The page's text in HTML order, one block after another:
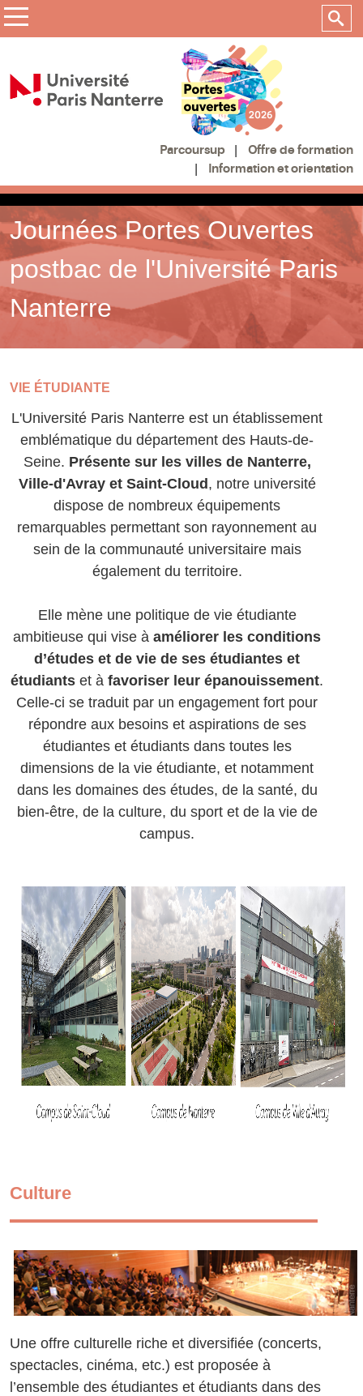
Parcoursup
Offre de formation
Information et orientation
Journées Portes Ouvertes
postbac de l'Université Paris
Nanterre
VIE ÉTUDIANTE
L'Université Paris Nanterre est un établissement
emblématique du département des Hauts-de-
Seine. Présente sur les villes de Nanterre,
Ville-d'Avray et Saint-Cloud , notre université
dispose de nombreux équipements
remarquables permettant son rayonnement au
sein de la communauté universitaire mais
également du territoire.
Elle mène une politique de vie étudiante
ambitieuse qui vise à améliorer les conditions
d’études et de vie de ses étudiantes et
étudiants et à favoriser leur épanouissement.
Celle-ci se traduit par un engagement fort pour
répondre aux besoins et aspirations de ses
étudiantes et étudiants dans toutes les
dimensions de la vie étudiante, et notamment
dans les domaines des études, de la santé, du
bien-être, de la culture, du sport et de la vie de
campus.
Culture
Une offre culturelle riche et diversifiée (concerts,
spectacles, cinéma, etc.) est proposée à
l’ensemble des étudiantes et étudiants dans des